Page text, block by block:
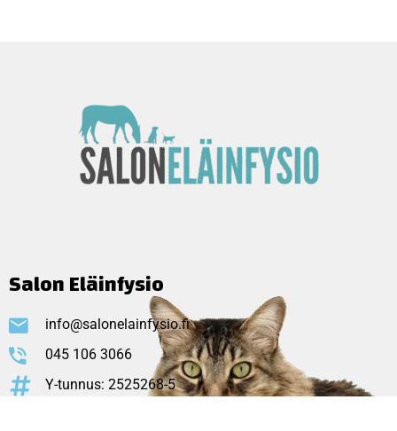
Salon Eläinfysio
info@salonelainfysio.fi
045 106 3066
Y-tunnus: 2525268-5